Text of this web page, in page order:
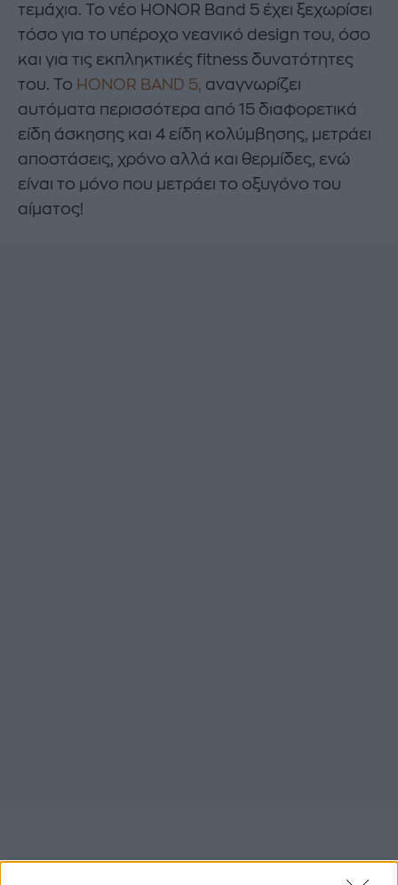
τεμάχια. Το νέο HONOR Band 5 έχει ξεχωρίσει
τόσο για το υπέροχο νεανικό design του, όσο
και για τις εκπληκτικές fitness δυνατότητες
του. Το HONOR BAND 5, αναγνωρίζει
αυτόματα περισσότερα από 15 διαφορετικά
είδη άσκησης και 4 είδη κολύμβησης, μετράει
αποστάσεις, χρόνο αλλά και θερμίδες, ενώ
είναι το μόνο που μετράει το οξυγόνο του
αίματος!